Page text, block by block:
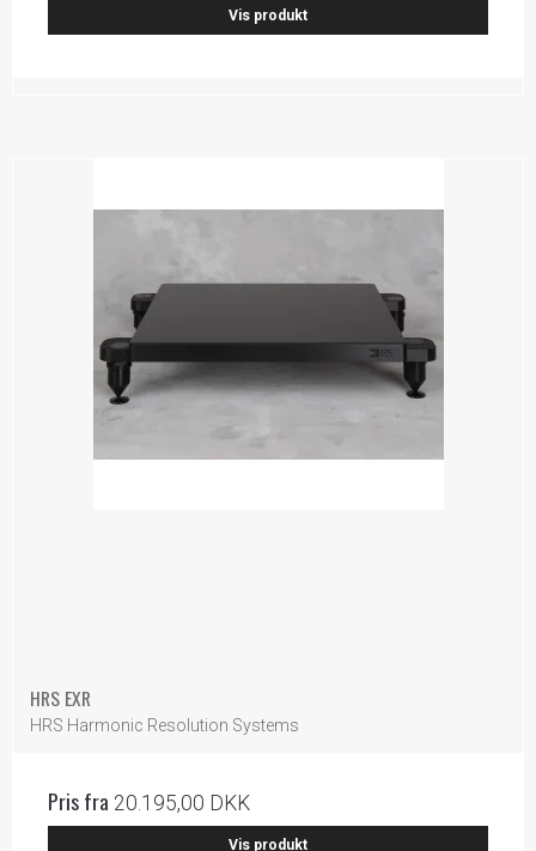
Vis produkt
HRS EXR
HRS Harmonic Resolution Systems
Pris fra 20.195,00 DKK
Vis produkt